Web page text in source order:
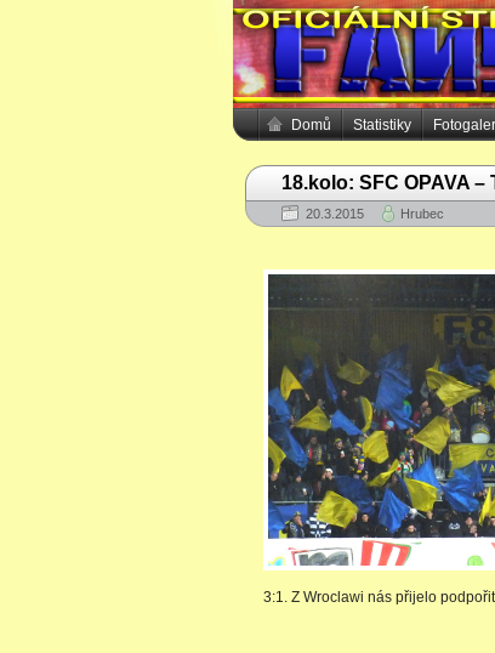
Domů Statistiky
18.kolo: SFC OPAVA –
20.3.2015 Hrubec
3:1. Z Wroclawi nás přijelo